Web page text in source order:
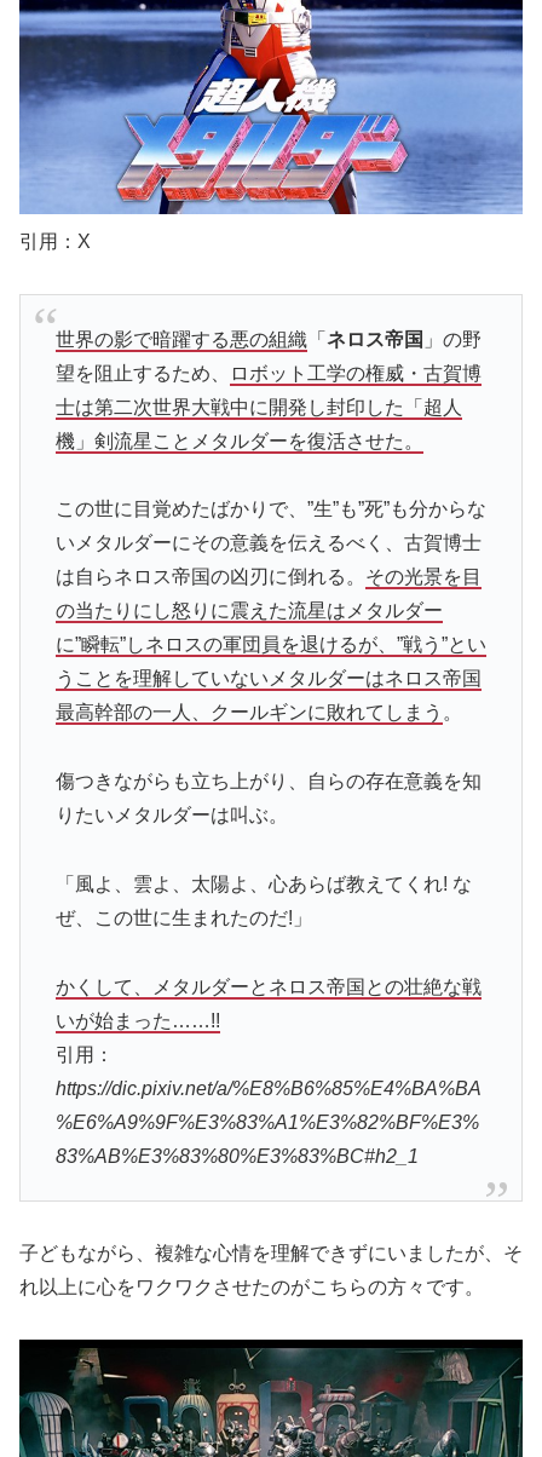
引用：X
世界の影で暗躍する悪の組織「 ネロス帝国 」の野
望を阻止するため、
ロボット工学の権威・古賀博
士は第二次世界大戦中に開発し封印した「超人
機」剣流星ことメタルダーを復活させた。
この世に目覚めたばかりで、”生”も”死”も分からな
いメタルダーにその意義を伝えるべく、古賀博士
は自らネロス帝国の凶刃に倒れる。 その光景を目
の当たりにし怒りに震えた流星はメタルダー
に”瞬転”しネロスの軍団員を退けるが、”戦う”とい
うことを理解していないメタルダーはネロス帝国
最高幹部の一人、クールギンに敗れてしまう 。
傷つきながらも立ち上がり、自らの存在意義を知
りたいメタルダーは叫ぶ。
「風よ、雲よ、太陽よ、心あらば教えてくれ! な
ぜ、この世に生まれたのだ!」
かくして、メタルダーとネロス帝国との壮絶な戦
いが始まった……!!
引用：
https://dic.pixiv.net/a/%E8%B6%85%E4%BA%BA
%E6%A9%9F%E3%83%A1%E3%82%BF%E3%
83%AB%E3%83%80%E3%83%BC#h2_1
子どもながら、複雑な心情を理解できずにいましたが、そ
れ以上に心をワクワクさせたのがこちらの方々です。